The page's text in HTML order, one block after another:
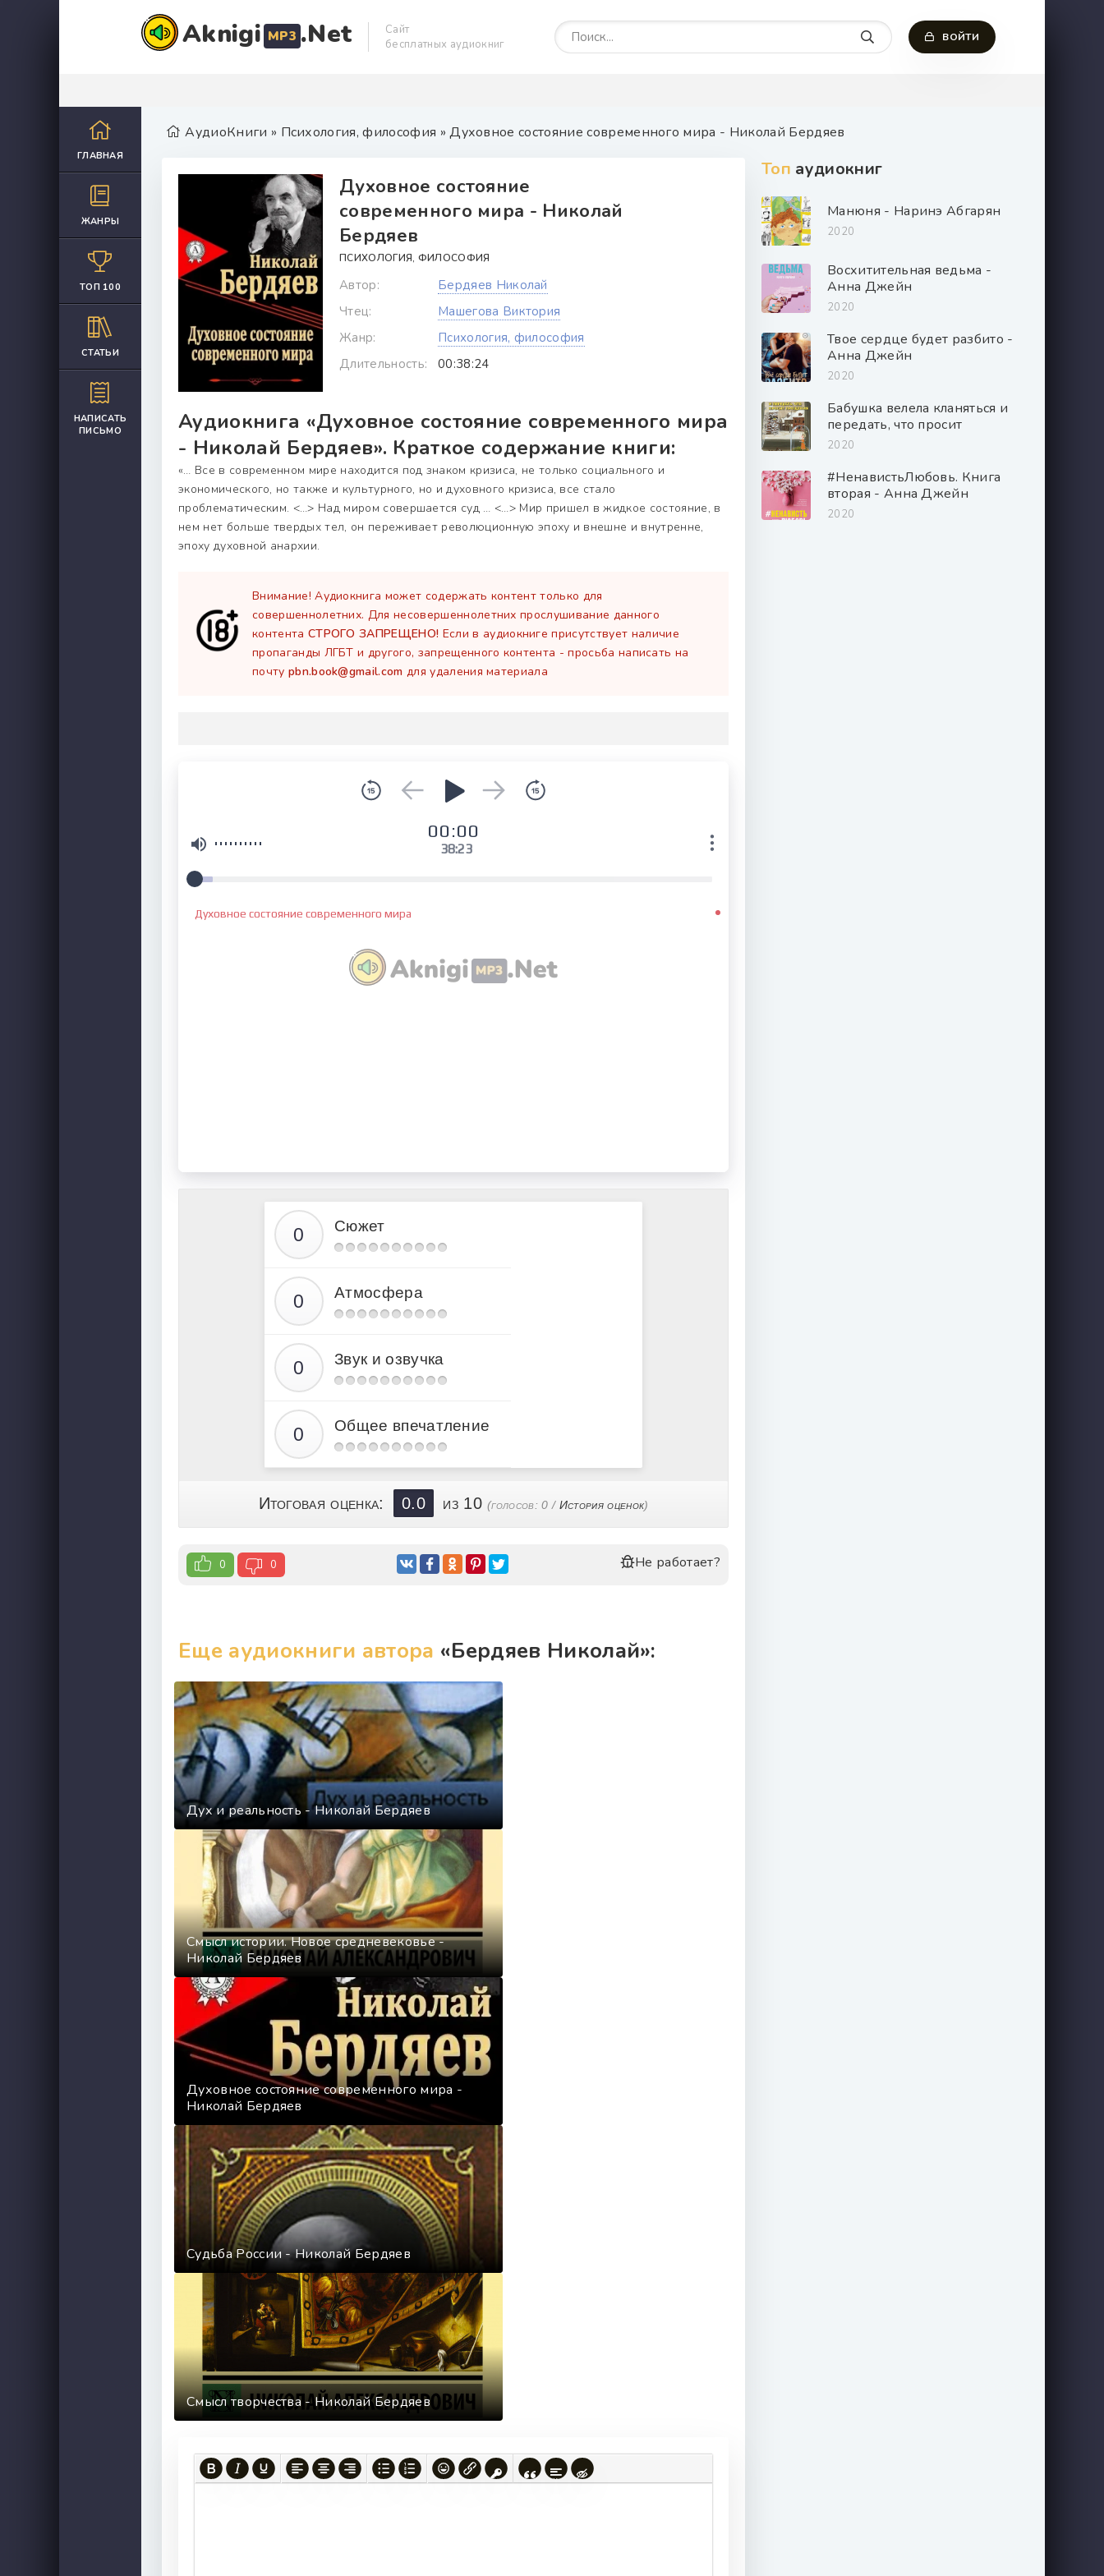
Aknigi MP3 .Net
Сайт
бесплатных аудиокниг
ВОЙТИ
ГЛАВНАЯ
ЖАНРЫ
ТОП 100
СТАТЬИ
НАПИСАТЬ
ПИСЬМО
АудиоКниги » Психология, философия » Духовное состояние современного мира - Николай Бердяев
Духовное состояние
современного мира - Николай
Бердяев
ПСИХОЛОГИЯ, ФИЛОСОФИЯ
Автор:
Бердяев Николай
Чтец:
Машегова Виктория
Жанр:
Психология, философия
Длительность:
00:38:24
Аудиокнига «Духовное состояние современного мира
- Николай Бердяев». Краткое содержание книги:
«… Все в современном мире находится под знаком кризиса, не только социального и
экономического, но также и культурного, но и духовного кризиса, все стало
проблематическим. <…> Над миром совершается суд … <…> Мир пришел в жидкое состояние, в
нем нет больше твердых тел, он переживает революционную эпоху и внешне и внутренне,
эпоху духовной анархии.
Внимание! Аудиокнига может содержать контент только для
совершеннолетних. Для несовершеннолетних прослушивание данного
контента СТРОГО ЗАПРЕЩЕНО! Если в аудиокниге присутствует наличие
пропаганды ЛГБТ и другого, запрещенного контента - просьба написать на
почту pbn.book@gmail.com для удаления материала
00:00
38:23
Духовное состояние современного мира
Сюжет
Атмосфера
Звук и озвучка
Общее впечатление
Итоговая оценка: 0.0 из 10(голосов:0 / История оценок)
0 0 Не работает?
Еще аудиокниги автора «Бердяев Николай»:
Дух и реальность - Николай Бердяев
Смысл истории. Новое средневековье -
Николай Бердяев
Духовное состояние современного мира -
Николай Бердяев
Судьба России - Николай Бердяев
Смысл творчества - Николай Бердяев
Топ аудиокниг
Манюня - Наринэ Абгарян
2020
Восхитительная ведьма -
Анна Джейн
2020
Твое сердце будет разбито -
Анна Джейн
2020
Бабушка велела кланяться и
передать, что просит
прощения - Фредерик
2020
#НенавистьЛюбовь. Книга
вторая - Анна Джейн
2020